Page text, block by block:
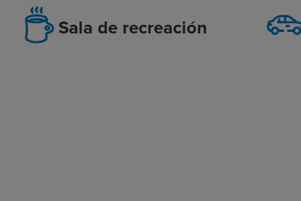
Sala de recreación